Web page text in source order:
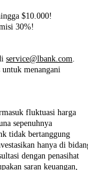
$10.000!
30%!
service@lbank.com.
menangani
fluktuasi harga
sepenuhnya
tidak bertanggung
hanya di
dengan penasihat
saran keuangan,